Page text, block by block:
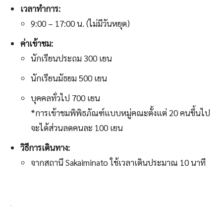
เวลาทำการ:
9:00 – 17:00 น. (ไม่มีวันหยุด)
ค่าเข้าชม:
นักเรียนประถม 300 เยน
นักเรียนมัธยม 500 เยน
บุคคลทั่วไป 700 เยน
*การเข้าชมพิพิธภัณฑ์แบบหมู่คณะตั้งแต่ 20 คนขึ้นไป
จะได้ส่วนลดคนละ 100 เยน
วิธีการเดินทาง:
จากสถานี Sakaiminato ใช้เวลาเดินประมาณ 10 นาที